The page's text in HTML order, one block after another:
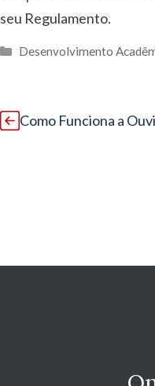
seu Regulamento.
Categorias
Desenvolvimento
Como Funciona a